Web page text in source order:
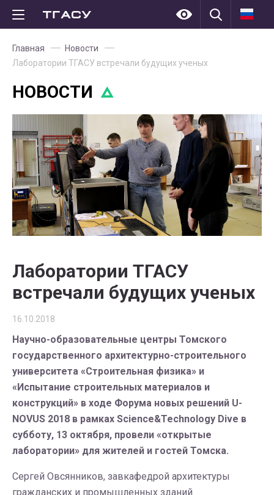
Главная
Новости
Лаборатории ТГАСУ встречали будущих ученых
НОВОСТИ
Лаборатории ТГАСУ
встречали будущих ученых
16.10.2018
Научно-образовательные центры Томского
государственного архитектурно-строительного
университета «Строительная физика» и
«Испытание строительных материалов и
конструкций» в ходе Форума новых решений U-
NOVUS 2018 в рамках Science&Technology Dive в
субботу, 13 октября, провели «открытые
лаборатории» для жителей и гостей Томска.
Сергей Овсянников, завкафедрой архитектуры
гражданских и промышленных зданий